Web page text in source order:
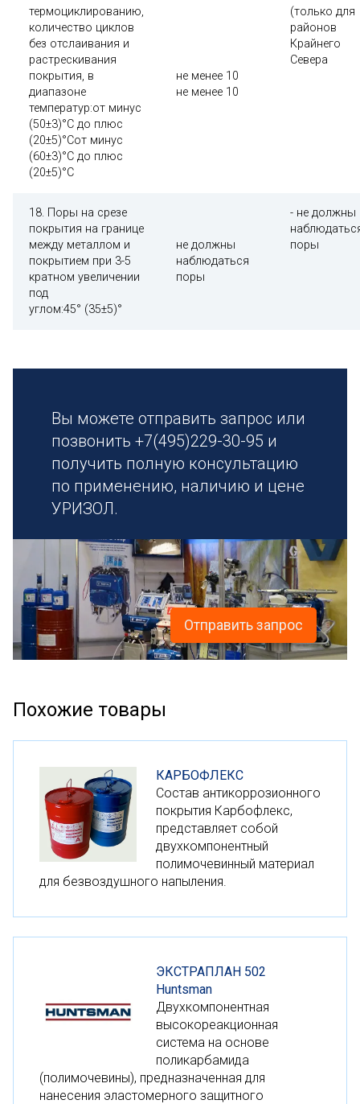
термоциклированию,
количество циклов
без отслаивания и
растрескивания
покрытия, в
диапазоне
температур:от минус
(50±3)°С до плюс
(20±5)°Сот минус
(60±3)°С до плюс
(20±5)°С
не менее 10
не менее 10
(только для
районов
Крайнего
Севера
18. Поры на срезе
покрытия на границе
между металлом и
покрытием при 3-5
кратном увеличении
под
углом:45° (35±5)°
не должны
наблюдаться
поры
- не должны
поры
Вы можете отправить запрос или
позвонить +7(495)229-30-95 и
получить полную консультацию
по применению, наличию и цене
УРИЗОЛ.
Отправить запрос
Похожие товары
КАРБОФЛЕКС
Состав антикоррозионного
покрытия Карбофлекс,
представляет собой
двухкомпонентный
полимочевинный материал
для безвоздушного напыления.
ЭКСТРАПЛАН 502
Huntsman
Двухкомпонентная
высокореакционная
система на основе
поликарбамида
(полимочевины), предназначенная для
нанесения эластомерного защитного